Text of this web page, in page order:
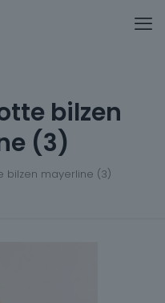
bilzen
(3)
bilzen mayerline (3)